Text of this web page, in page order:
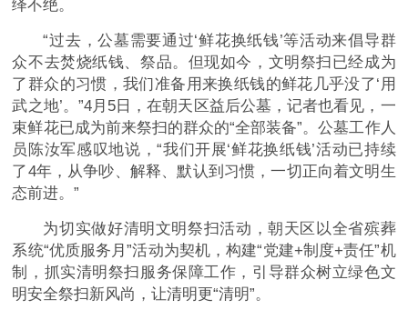
绎不绝。
“过去，公墓需要通过‘鲜花换纸钱’等活动来倡导群
众不去焚烧纸钱、祭品。但现如今，文明祭扫已经成为
了群众的习惯，我们准备用来换纸钱的鲜花几乎没了‘用
武之地’。”4月5日，在朝天区益后公墓，记者也看见，一
束鲜花已成为前来祭扫的群众的“全部装备”。公墓工作人
员陈汝军感叹地说，“我们开展‘鲜花换纸钱’活动已持续
了4年，从争吵、解释、默认到习惯，一切正向着文明生
态前进。”
为切实做好清明文明祭扫活动，朝天区以全省殡葬
系统“优质服务月”活动为契机，构建“党建+制度+责任”机
制，抓实清明祭扫服务保障工作，引导群众树立绿色文
明安全祭扫新风尚，让清明更“清明”。